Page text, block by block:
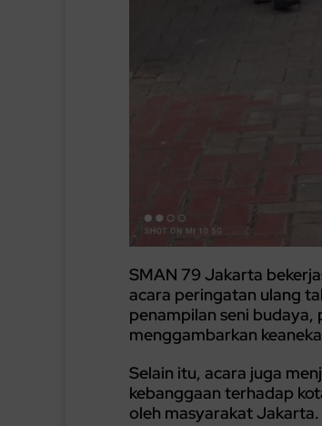
SMAN 79 Jakarta
acara peringatan ulang
penampilan seni budaya,
menggambarkan
Selain itu, acara juga
kebanggaan terhadap
oleh masyarakat Jakarta.